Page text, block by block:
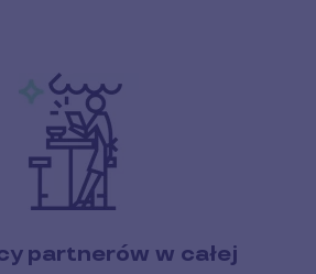
partnerów w całej